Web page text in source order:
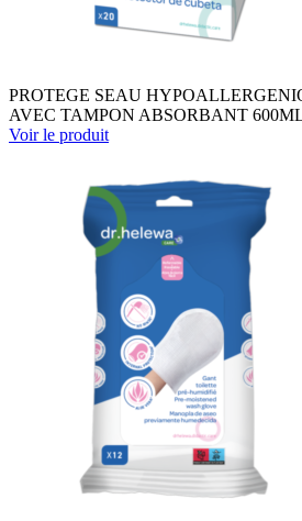
PROTEGE SEAU
AVEC TAMPON ABSORBANT
Voir le produit